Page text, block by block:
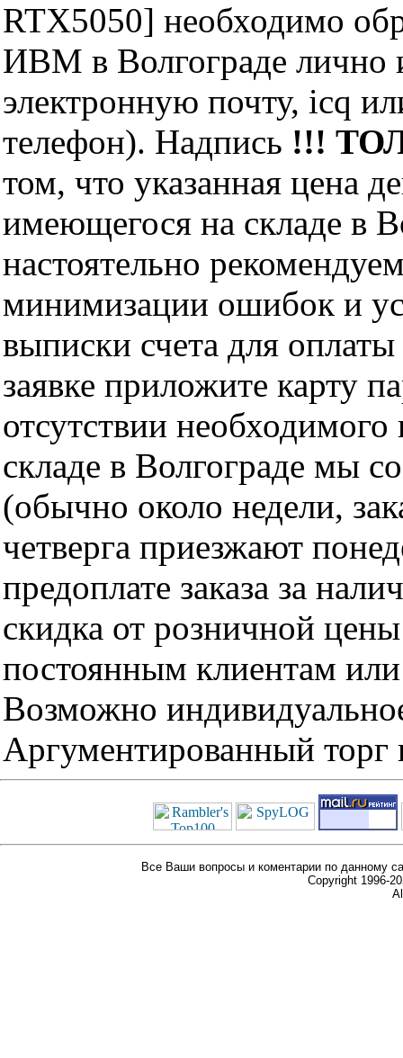
RTX5050] необходимо
ИВМ в Волгограде лично
электронную почту, icq
телефон). Надпись !!!
том, что указанная цена
имеющегося на складе в
настоятельно
минимизации ошибок и
выписки счета для
заявке приложите карту
отсутствии
складе в Волгограде мы
(обычно около недели,
четверга приезжают
предоплате заказа за
скидка от розничной
постоянным клиентам
Возможно
Аргументированный торг
Все Ваши вопросы и коментарии по данному
Copyright 1996-